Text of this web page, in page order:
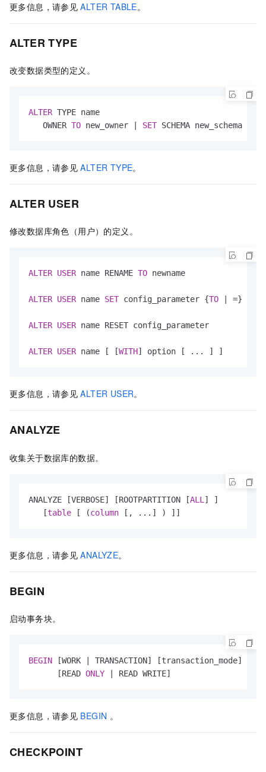
更多信息，请参见 ALTER TABLE。
ALTER TYPE
改变数据类型的定义。
ALTER TYPE name
   OWNER
TO new_owner SET SCHEMA new_schema
更多信息，请参见 ALTER TYPE。
ALTER USER
修改数据库角色（用户）的定义。
ALTER USER name RENAME TO newname
ALTER USER name SET config_parameter {TO =} {
ALTER USER name RESET config_parameter
ALTER USER name [ [WITH] option [ ... ] ]
更多信息，请参见 ALTER USER。
ANALYZE
收集关于数据库的数据。
ANALYZE [VERBOSE] [ROOTPARTITION [ALL ] ]
   [
table [ (column [, ...] ) ]]
更多信息，请参见 ANALYZE。
BEGIN
启动事务块。
BEGIN [WORK
TRANSACTION] [transaction_mode]
      [READ
ONLY READ WRITE]
更多信息，请参见 BEGIN 。
CHECKPOINT